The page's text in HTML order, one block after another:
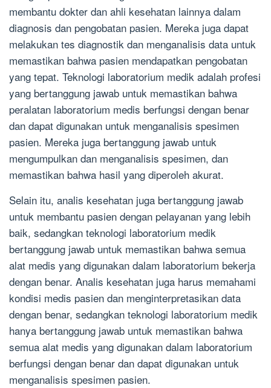
membantu dokter dan ahli kesehatan lainnya dalam
diagnosis dan pengobatan pasien. Mereka juga dapat
melakukan tes diagnostik dan menganalisis data untuk
memastikan bahwa pasien mendapatkan pengobatan
yang tepat. Teknologi laboratorium medik adalah profesi
yang bertanggung jawab untuk memastikan bahwa
peralatan laboratorium medis berfungsi dengan benar
dan dapat digunakan untuk menganalisis spesimen
pasien. Mereka juga bertanggung jawab untuk
mengumpulkan dan menganalisis spesimen, dan
memastikan bahwa hasil yang diperoleh akurat.
Selain itu, analis kesehatan juga bertanggung jawab
untuk membantu pasien dengan pelayanan yang lebih
baik, sedangkan teknologi laboratorium medik
bertanggung jawab untuk memastikan bahwa semua
alat medis yang digunakan dalam laboratorium bekerja
dengan benar. Analis kesehatan juga harus memahami
kondisi medis pasien dan menginterpretasikan data
dengan benar, sedangkan teknologi laboratorium medik
hanya bertanggung jawab untuk memastikan bahwa
semua alat medis yang digunakan dalam laboratorium
berfungsi dengan benar dan dapat digunakan untuk
menganalisis spesimen pasien.